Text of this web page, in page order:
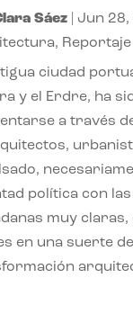
Sáez Jun 28,
, Reportaje
ciudad
y el Erdre, ha
a través
política con
muy
en una suerte